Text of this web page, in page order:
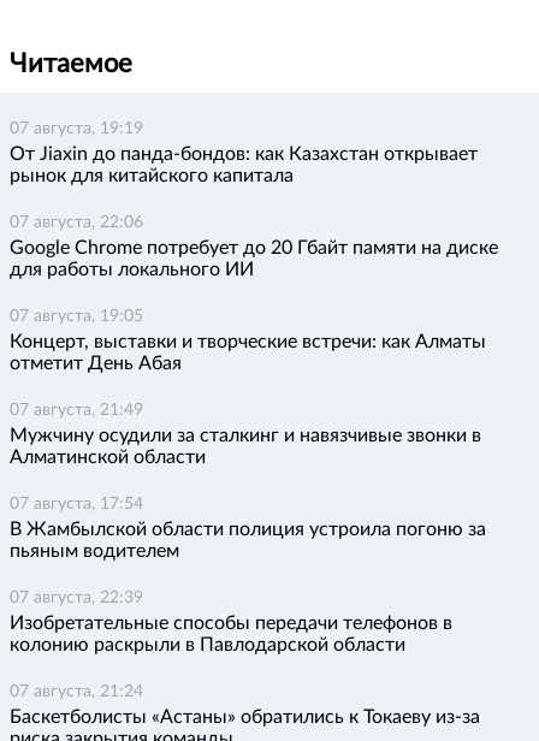
Читаемое
07 августа, 19:19
От Jiaxin до панда-бондов: как Казахстан открывает
рынок для китайского капитала
07 августа, 22:06
Google Chrome потребует до 20 Гбайт памяти на диске
для работы локального ИИ
07 августа, 19:05
Концерт, выставки и творческие встречи: как Алматы
отметит День Абая
07 августа, 21:49
Мужчину осудили за сталкинг и навязчивые звонки в
Алматинской области
07 августа, 17:54
В Жамбылской области полиция устроила погоню за
пьяным водителем
07 августа, 22:39
Изобретательные способы передачи телефонов в
колонию раскрыли в Павлодарской области
07 августа, 21:24
Баскетболисты «Астаны» обратились к Токаеву из-за